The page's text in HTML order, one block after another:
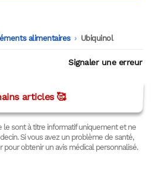
alimentaires -
Ubiquinol
Signaler une erreur
articles 🥰
le sont à titre informatif uniquement et ne
Si vous avez un problème de santé,
pour obtenir un avis médical personnalisé.